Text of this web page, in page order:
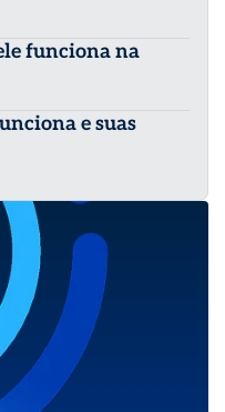
funciona na
e suas